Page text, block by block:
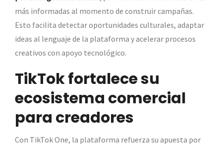
más informadas al momento de construir campañas.
Esto facilita detectar oportunidades culturales, adaptar
ideas al lenguaje de la plataforma y acelerar procesos
creativos con apoyo tecnológico.
TikTok fortalece su
ecosistema comercial
para creadores
Con TikTok One, la plataforma refuerza su apuesta por